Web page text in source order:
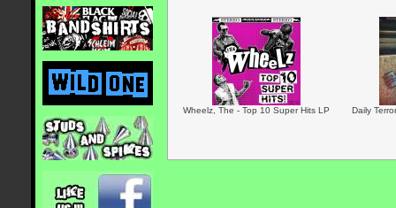
Wheelz, The - Top 10 Super Hits LP Daily